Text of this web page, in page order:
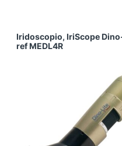
Iridoscopio, IriScope
ref MEDL4R